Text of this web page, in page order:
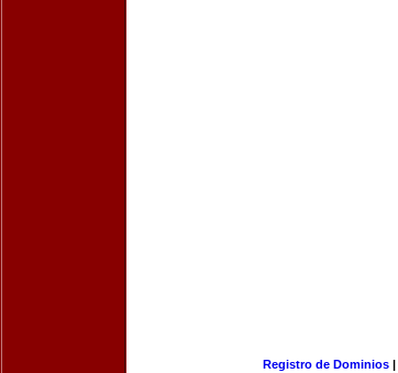
Registro de Dominios|